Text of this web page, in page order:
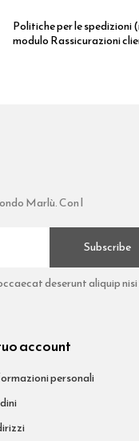
Politiche per le spedizioni
modulo Rassicurazioni
Marlù. Con l
Subscribe
deserunt aliquip
account
personali